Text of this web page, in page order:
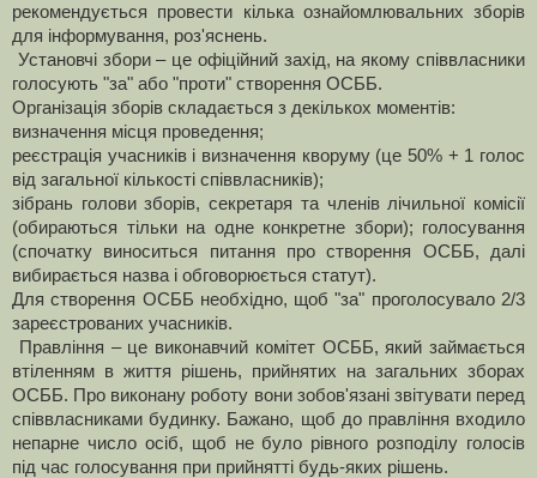
рекомендується провести кілька ознайомлювальних зборів
для інформування, роз'яснень.
Установчі збори – це офіційний захід, на якому співвласники
голосують "за" або "проти" створення ОСББ.
Організація зборів складається з декількох моментів:
визначення місця проведення;
реєстрація учасників і визначення кворуму (це 50% + 1 голос
від загальної кількості співвласників);
зібрань голови зборів, секретаря та членів лічильної комісії
(обираються тільки на одне конкретне збори); голосування
(спочатку виноситься питання про створення ОСББ, далі
вибирається назва і обговорюється статут).
Для створення ОСББ необхідно, щоб "за" проголосувало 2/3
зареєстрованих учасників.
Правління – це виконавчий комітет ОСББ, який займається
втіленням в життя рішень, прийнятих на загальних зборах
ОСББ. Про виконану роботу вони зобов'язані звітувати перед
співвласниками будинку. Бажано, щоб до правління входило
непарне число осіб, щоб не було рівного розподілу голосів
під час голосування при прийнятті будь-яких рішень.